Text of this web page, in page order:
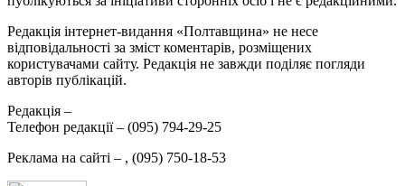
Редакція інтернет-видання «Полтавщина» не несе
відповідальності за зміст коментарів, розміщених
користувачами сайту. Редакція не завжди поділяє погляди
авторів публікацій.
Редакція –
Телефон редакції – (095) 794-29-25
Реклама на сайті – , (095) 750-18-53